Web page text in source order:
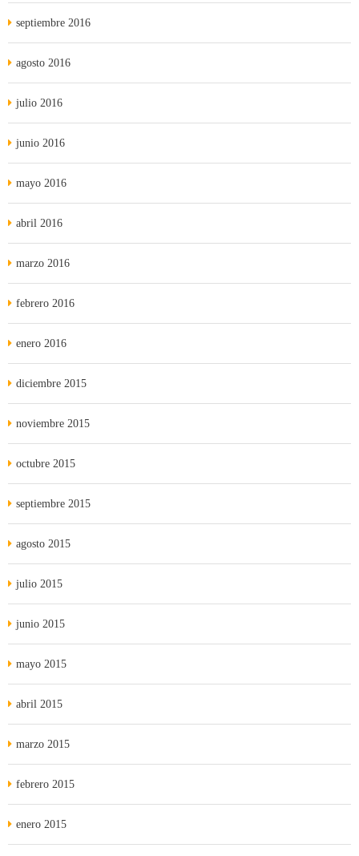
septiembre 2016
agosto 2016
julio 2016
junio 2016
mayo 2016
abril 2016
marzo 2016
febrero 2016
enero 2016
diciembre 2015
noviembre 2015
octubre 2015
septiembre 2015
agosto 2015
julio 2015
junio 2015
mayo 2015
abril 2015
marzo 2015
febrero 2015
enero 2015